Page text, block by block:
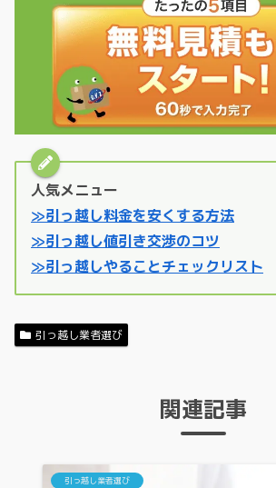
人気メニュー
≫引っ越し料金を安くする方法
≫引っ越し値引き交渉のコツ
≫引っ越しやることチェックリスト
引っ越し業者選び
関連記事
引っ越し業者選び